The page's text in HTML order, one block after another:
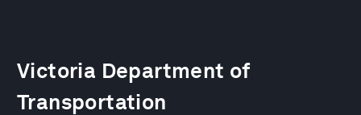
Victoria Department of
Transportation